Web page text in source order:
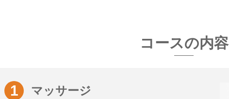
コースの内容
マッサージ